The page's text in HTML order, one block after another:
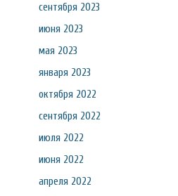
сентября 2023
июня 2023
мая 2023
января 2023
октября 2022
сентября 2022
июля 2022
июня 2022
апреля 2022